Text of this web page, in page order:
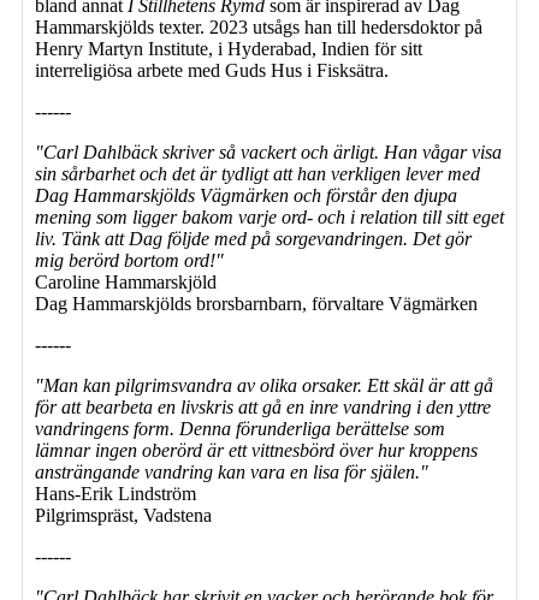
bland annat I Stillhetens Rymd som är inspirerad av Dag
Hammarskjölds texter. 2023 utsågs han till hedersdoktor på
Henry Martyn Institute, i Hyderabad, Indien för sitt
interreligiösa arbete med Guds Hus i Fisksätra.
------
"Carl Dahlbäck skriver så vackert och ärligt. Han vågar visa
sin sårbarhet och det är tydligt att han verkligen lever med
Dag Hammarskjölds Vägmärken och förstår den djupa
mening som ligger bakom varje ord- och i relation till sitt eget
liv. Tänk att Dag följde med på sorgevandringen. Det gör
mig berörd bortom ord!"
Caroline Hammarskjöld
Dag Hammarskjölds brorsbarnbarn, förvaltare Vägmärken
------
"Man kan pilgrimsvandra av olika orsaker. Ett skäl är att gå
för att bearbeta en livskris att gå en inre vandring i den yttre
vandringens form. Denna förunderliga berättelse som
lämnar ingen oberörd är ett vittnesbörd över hur kroppens
ansträngande vandring kan vara en lisa för själen."
Hans-Erik Lindström
Pilgrimspräst, Vadstena
------